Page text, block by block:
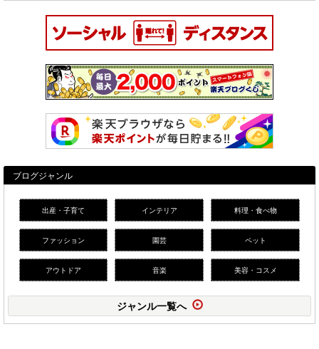
ブログジャンル
出産・子育て インテリア 料理・食べ物
ファッション 園芸 ペット
アウトドア 音楽 美容・コスメ
ジャンル一覧へ